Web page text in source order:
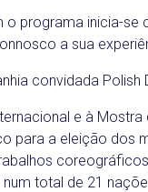
programa inicia-
a sua
convidada
e à
para a eleição dos
total de 21